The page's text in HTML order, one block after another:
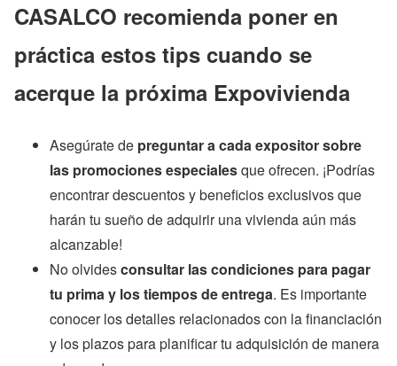
CASALCO recomienda poner en
práctica estos tips cuando se
acerque la próxima Expovivienda
Asegúrate de preguntar a cada expositor sobre
las promociones especialesque ofrecen. ¡Podrías
encontrar descuentos y beneficios exclusivos que
harán tu sueño de adquirir una vivienda aún más
alcanzable!
No olvidesconsultar las condiciones para pagar
tu prima y los tiempos de entrega. Es importante
conocer los detalles relacionados con la financiación
y los plazos para planificar tu adquisición de manera